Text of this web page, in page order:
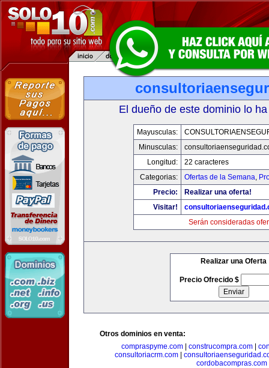
El dueño de este dominio lo
Mayusculas:
Minusculas:
Longitud:
22 caracteres
Categorias:
Ofertas de la Semana,
Precio:
Realizar una oferta!
Visitar!
Serán consideradas
Realizar una Oferta
Precio Ofrecido $
Otros dominios en venta:
compraspyme.com
construcompra.com
consultoriacrm.com|
cordobacompras.com